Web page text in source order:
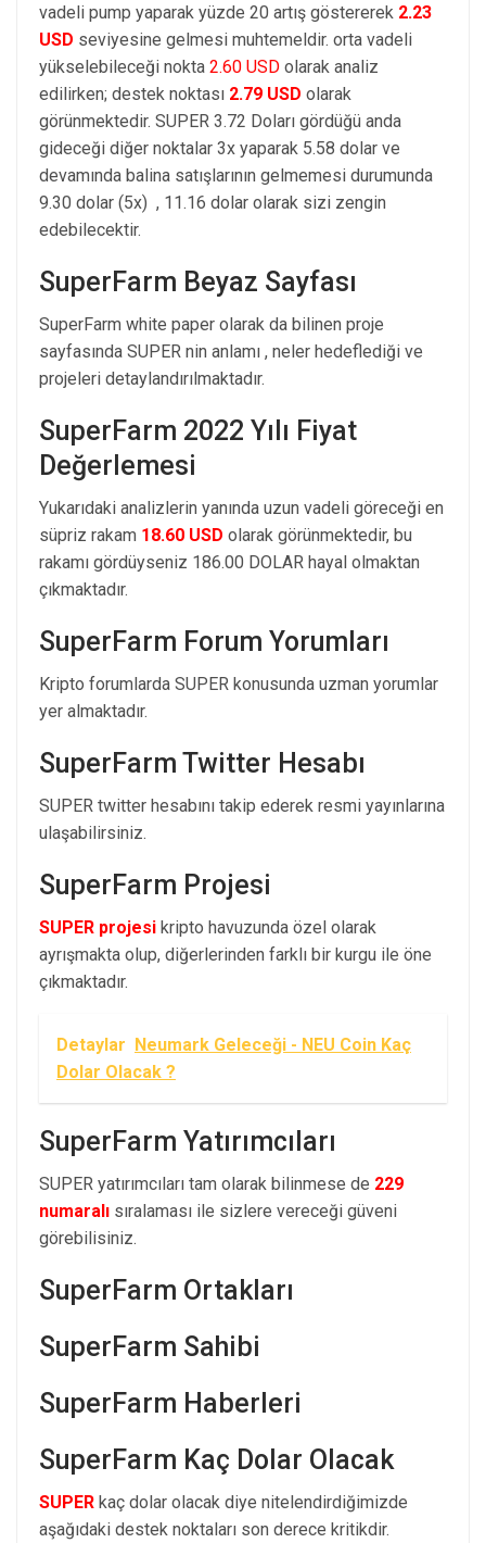
vadeli pump yaparak yüzde 20 artış göstererek 2.23
USD seviyesine gelmesi muhtemeldir. orta vadeli
yükselebileceği nokta 2.60 USD olarak analiz
edilirken; destek noktası 2.79 USD olarak
görünmektedir. SUPER 3.72 Doları gördüğü anda
gideceği diğer noktalar 3x yaparak 5.58 dolar ve
devamında balina satışlarının gelmemesi durumunda
9.30 dolar (5x) , 11.16 dolar olarak sizi zengin
edebilecektir.
SuperFarm Beyaz Sayfası
SuperFarm white paper olarak da bilinen proje
sayfasında SUPER nin anlamı , neler hedeflediği ve
projeleri detaylandırılmaktadır.
SuperFarm 2022 Yılı Fiyat
Değerlemesi
Yukarıdaki analizlerin yanında uzun vadeli göreceği en
süpriz rakam 18.60 USD olarak görünmektedir, bu
rakamı gördüyseniz 186.00 DOLAR hayal olmaktan
çıkmaktadır.
SuperFarm Forum Yorumları
Kripto forumlarda SUPER konusunda uzman yorumlar
yer almaktadır.
SuperFarm Twitter Hesabı
SUPER twitter hesabını takip ederek resmi yayınlarına
ulaşabilirsiniz.
SuperFarm Projesi
SUPER projesi kripto havuzunda özel olarak
ayrışmakta olup, diğerlerinden farklı bir kurgu ile öne
çıkmaktadır.
Detaylar Neumark Geleceği - NEU Coin Kaç
Dolar Olacak ?
SuperFarm Yatırımcıları
SUPER yatırımcıları tam olarak bilinmese de 229
numaralı sıralaması ile sizlere vereceği güveni
görebilisiniz.
SuperFarm Ortakları
SuperFarm Sahibi
SuperFarm Haberleri
SuperFarm Kaç Dolar Olacak
SUPER kaç dolar olacak diye nitelendirdiğimizde
aşağıdaki destek noktaları son derece kritikdir.